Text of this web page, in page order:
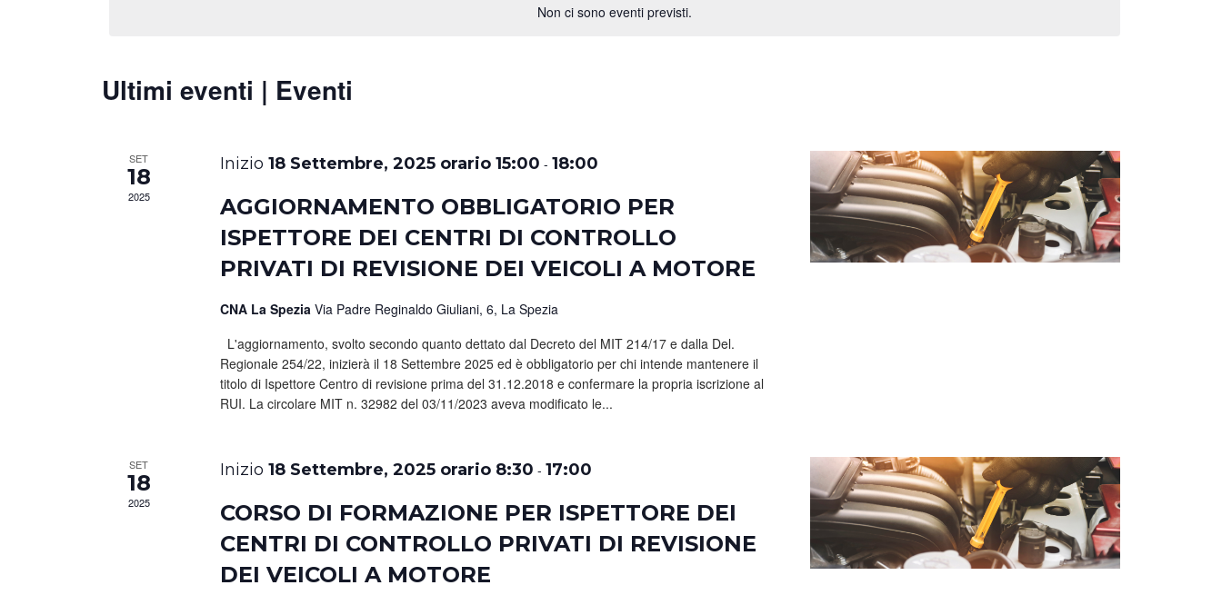
Non ci sono eventi previsti.
Ultimi eventi | Eventi
SET
18
2025
18 Settembre, 2025 orario 15:00 - 18:00
AGGIORNAMENTO OBBLIGATORIO PER
ISPETTORE DEI CENTRI DI CONTROLLO
PRIVATI DI REVISIONE DEI VEICOLI A MOTORE
CNA La Spezia Via Padre Reginaldo Giuliani, 6, La Spezia
L'aggiornamento, svolto secondo quanto dettato dal Decreto del MIT 214/17 e dalla Del.
Regionale 254/22, inizierà il 18 Settembre 2025 ed è obbligatorio per chi intende mantenere il
titolo di Ispettore Centro di revisione prima del 31.12.2018 e confermare la propria iscrizione al
RUI. La circolare MIT n. 32982 del 03/11/2023 aveva modificato le...
SET
18
2025
18 Settembre, 2025 orario 8:30 - 17:00
CORSO DI FORMAZIONE PER ISPETTORE DEI
CENTRI DI CONTROLLO PRIVATI DI REVISIONE
DEI VEICOLI A MOTORE